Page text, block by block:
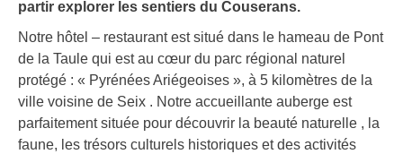
partir explorer les sentiers du Couserans.
Notre hôtel – restaurant est situé dans le hameau de Pont
de la Taule qui est au cœur du parc régional naturel
protégé : « Pyrénées Ariégeoises », à 5 kilomètres de la
ville voisine de Seix . Notre accueillante auberge est
parfaitement située pour découvrir la beauté naturelle , la
faune, les trésors culturels historiques et des activités